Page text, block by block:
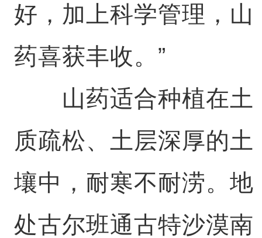
好，加上科学管理，山
药喜获丰收。”
山药适合种植在土
质疏松、土层深厚的土
壤中，耐寒不耐涝。地
处古尔班通古特沙漠南